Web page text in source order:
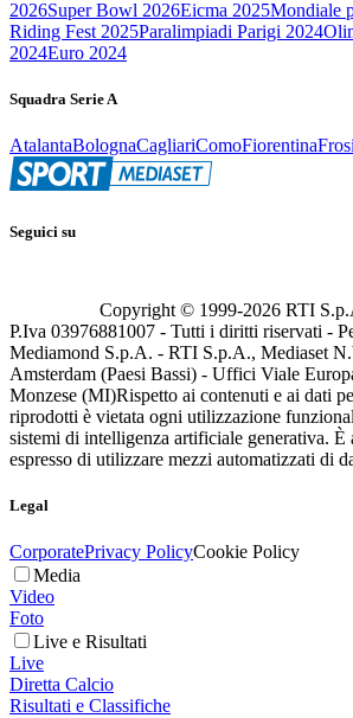
2026Super Bowl 2026Eicma 2025Mondiale
Riding Fest 2025Paralimpiadi Parigi 2024
2024Euro 2024
Squadra Serie A
AtalantaBolognaCagliariComoFiorentina
Seguici su
Copyright © 1999-2026 RTI
P.Iva 03976881007 - Tutti i diritti riservati -
Mediamond S.p.A. - RTI S.p.A., Mediaset
Amsterdam (Paesi Bassi) - Uffici Viale
Monzese (MI)Rispetto ai contenuti e ai dati
riprodotti è vietata ogni utilizzazione
sistemi di intelligenza artificiale generativa. È
espresso di utilizzare mezzi automatizzati di
Legal
CorporatePrivacy PolicyCookie Policy
Media
Video
Foto
Live e Risultati
Live
Diretta Calcio
Risultati e Classifiche